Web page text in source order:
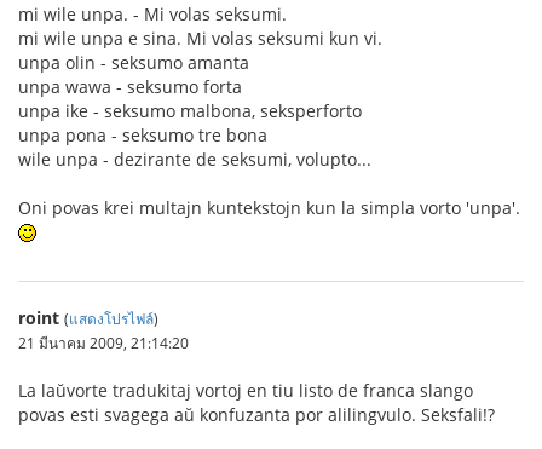
mi wile unpa. - Mi volas seksumi.
mi wile unpa e sina. Mi volas seksumi kun vi.
unpa olin - seksumo amanta
unpa wawa - seksumo forta
unpa ike - seksumo malbona, seksperforto
unpa pona - seksumo tre bona
wile unpa - dezirante de seksumi, volupto...
Oni povas krei multajn kuntekstojn kun la simpla vorto 'unpa'.
roint (แสดงโปรไฟล์)
21 มีนาคม 2009, 21:14:20
La laŭvorte tradukitaj vortoj en tiu listo de franca slango
povas esti svagega aŭ konfuzanta por alilingvulo. Seksfali!?